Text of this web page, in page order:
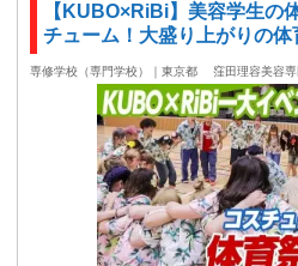
【KUBO×RiBi】美容学生の
チューム！大盛り上がりの体
専修学校（専門学校）｜東京都 窪田理容美容